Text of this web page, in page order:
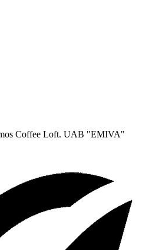
Coffee Loft. UAB "EMIVA"